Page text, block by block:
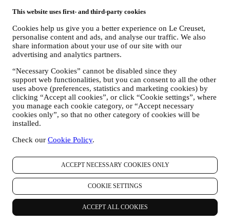
This website uses first- and third-party cookies
Cookies help us give you a better experience on Le Creuset,
personalise content and ads, and analyse our traffic. We also
share information about your use of our site with our
advertising and analytics partners.
“Necessary Cookies” cannot be disabled since they
support web functionalities, but you can consent to all the other
uses above (preferences, statistics and marketing cookies) by
clicking “Accept all cookies”, or click “Cookie settings”, where
you manage each cookie category, or “Accept necessary
cookies only”, so that no other category of cookies will be
installed.
Check our Cookie Policy.
ACCEPT NECESSARY COOKIES ONLY
COOKIE SETTINGS
ACCEPT ALL COOKIES
Bruken av informasjonskapsler er avhengig av samtykke fra
til å gi deg interessebaserte annonser, innhold eller meldinger,
kan du begrense bruken av opplysningene om dine online-
handlinger ved å velge dine innstillinger for
informasjonskapsler (men husk at enkelte informasjonskapsler
er nødvendige for å kunne bruke nettstedet). Vennligst merk
deg at dette ikke fratar deg muligheten til å få tilsendt
annonser, tilbud eller meldinger. Du vil fortsatt motta
generiske annonser, tilbud eller meldinger. For mer
informasjon om hvordan vi bruker informasjonskapsler og
hvordan du kan slette dem, kan du lese våre retningslinjer for
informasjonskapsler
sende deg en e-post der vi ber om at du vurderer produktet
(dersom de ønsker å oppgi slik informasjon). Det gjør at vi
kjøpsprosessen kan vi også komme til å invitere deg til å
skrive en produktvurdering. Vurderingen er ikke obligatorisk,
og du velger selv om du vil sende den inn eller ikke.
4. Hvordan blir dine opplysninger beskyttet?